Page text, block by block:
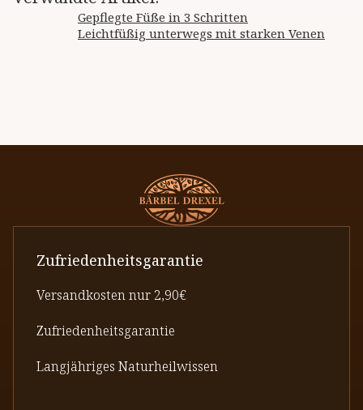
Gepflegte Füße in 3 Schritten
Leichtfüßig unterwegs mit starken Venen
Zufriedenheitsgarantie
Versandkosten nur 2,90€
Zufriedenheitsgarantie
Langjähriges Naturheilwissen